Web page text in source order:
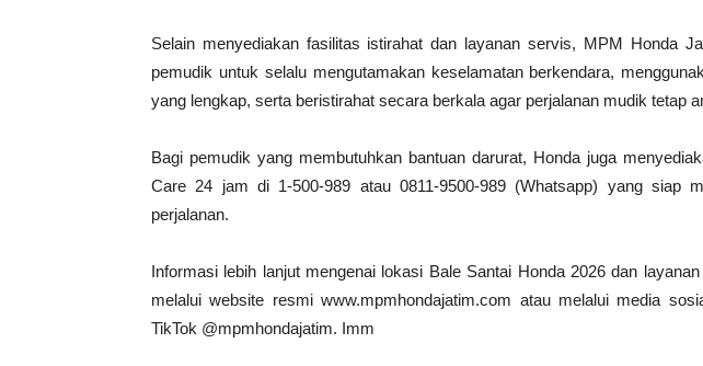
Selain menyediakan fasilitas istirahat dan layanan servis, MPM Honda
pemudik untuk selalu mengutamakan keselamatan berkendara,
yang lengkap, serta beristirahat secara berkala agar perjalanan mudik tetap
Bagi pemudik yang membutuhkan bantuan darurat, Honda juga
Care 24 jam di 1-500-989 atau 0811-9500-989 (Whatsapp) yang siap
perjalanan.
Informasi lebih lanjut mengenai lokasi Bale Santai Honda 2026 dan
melalui website resmi www.mpmhondajatim.com atau melalui media
TikTok @mpmhondajatim. Imm